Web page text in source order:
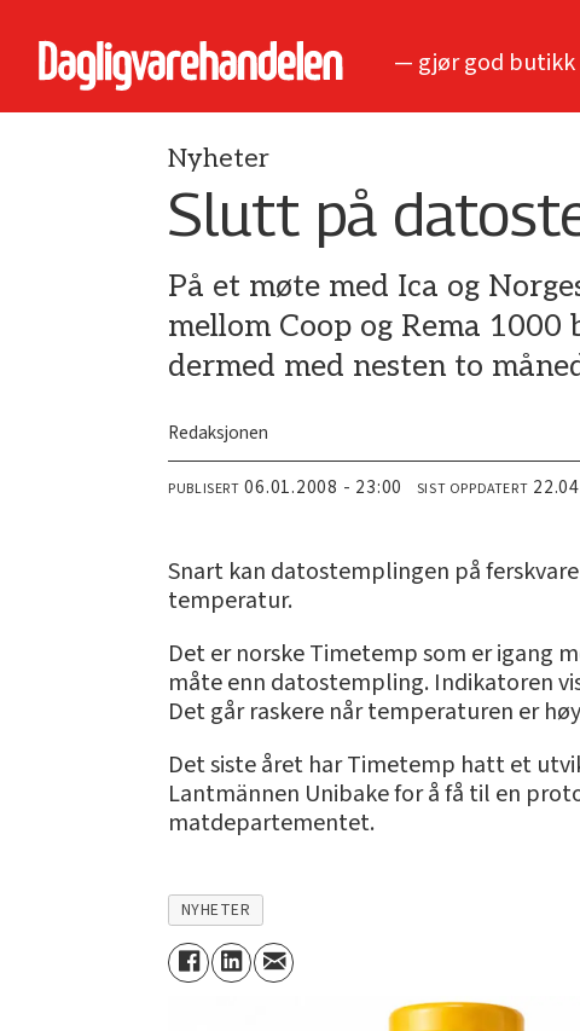
— gjør god butikk
Nyheter
Slutt på
På et møte med Ica og
mellom Coop og Rema
dermed med nesten to
Redaksjonen
PUBLISERT 06.01.2008 - 23:00 SIST OPPDATERT
Snart kan datostemplingen på
temperatur.
Det er norske Timetemp som er igang
måte enn datostempling. Indikatoren
Det går raskere når temperaturen er
Det siste året har Timetemp hatt et
Lantmännen Unibake for å få til en
matdepartementet.
NYHETER